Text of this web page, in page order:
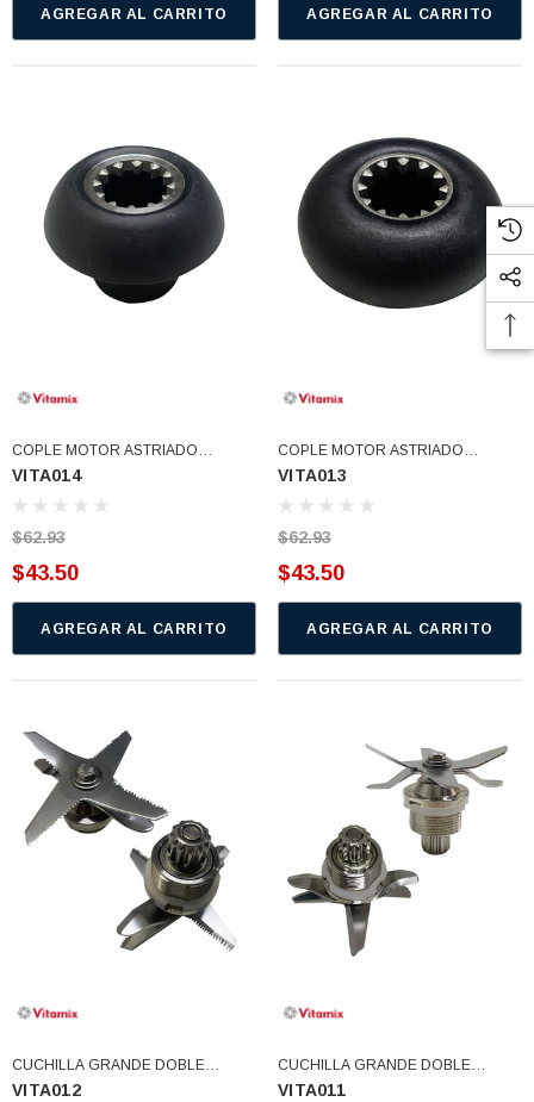
AGREGAR AL CARRITO AGREGAR AL CARRITO
COPLE MOTOR ASTRIADO
ENTRADA REDINDA (VITA014)
VITA014
$62.93
$43.50
AGREGAR AL CARRITO
COPLE MOTOR ASTRIADO
ENTRADA CUADRADA (VITA013)
VITA013
$62.93
$43.50
AGREGAR AL CARRITO
CUCHILLA GRANDE DOBLE
ESTRELLA SIERRA ASTRIADO
VITA012
CUCHILLA GRANDE DOBLE
ESTRELLA COPLE ASTRIADO
VITA011